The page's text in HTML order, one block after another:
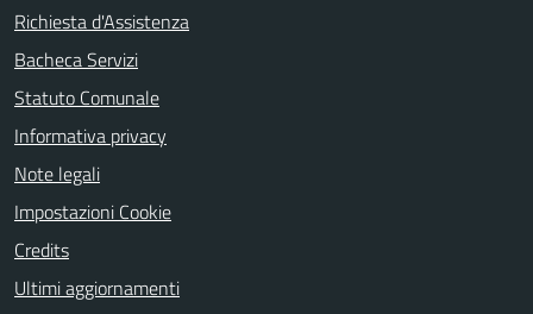
Richiesta d'Assistenza
Bacheca Servizi
Statuto Comunale
Informativa privacy
Note legali
Impostazioni Cookie
Credits
Ultimi aggiornamenti